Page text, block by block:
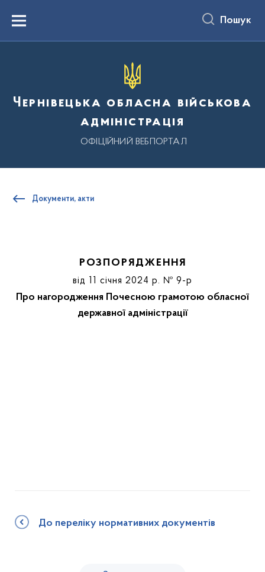
вмістуMenu Пошук
Чернівецька обласна військова
адміністрація
ОФІЦІЙНИЙ ВЕБПОРТАЛ
Документи, акти
РОЗПОРЯДЖЕННЯ
від 11 січня 2024 р. № 9-р
Про нагородження Почесною грамотою обласної
державної адміністрації
До переліку нормативних документів